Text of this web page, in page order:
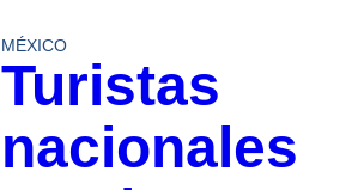
MÉXICO
Turistas
nacionales